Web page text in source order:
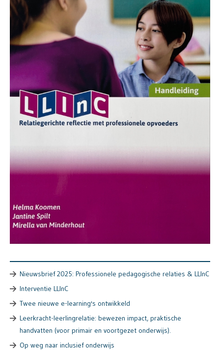
Nieuwsbrief 2025: Professionele pedagogische relaties & LLInC
Interventie LLInC
Twee nieuwe e-learning's ontwikkeld
Leerkracht-leerlingrelatie: bewezen impact, praktische
handvatten (voor primair en voortgezet onderwijs).
Op weg naar inclusief onderwijs